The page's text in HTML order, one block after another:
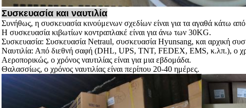
Συσκευασία και ναυτιλία
Συνήθως, η συσκευασία κινούμενων σχεδίων είναι για τα αγαθά κάτω
Η συσκευασία κιβωτίων κοντραπλακέ είναι για άνω των 30KG.
Συσκευασία: Συσκευασία Netraul, συσκευασία Hyunsang, και αρχική
Ναυτιλία: Από διεθνή σαφή (DHL, UPS, TNT, FEDEX, EMS, κ.λπ.), ο
Αεροπορικώς, ο χρόνος ναυτιλίας είναι για μια εβδομάδα.
Θαλασσίως, ο χρόνος ναυτιλίας είναι περίπου 20-40 ημέρες.